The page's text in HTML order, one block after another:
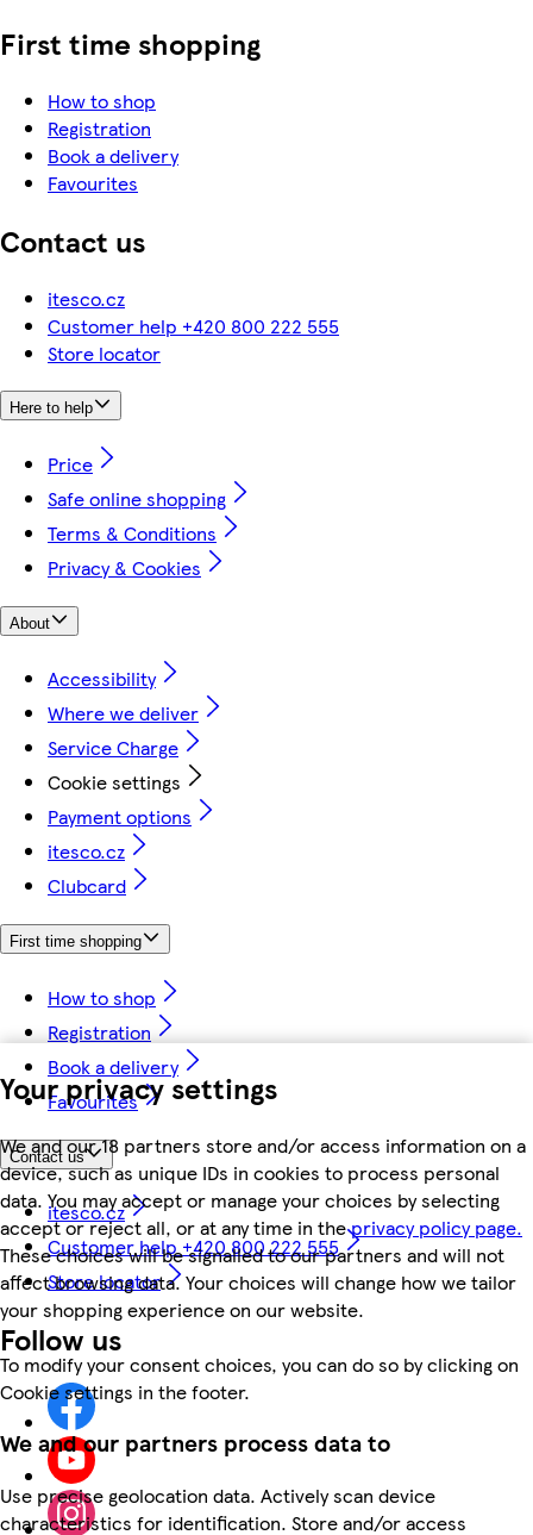
Your privacy settings
We and our 18 partners store and/or access information on a
device, such as unique IDs in cookies to process personal
data. You may accept or manage your choices by selecting
accept or reject all, or at any time in theprivacy policy page.
These choices will be signalled to our partners and will not
affect browsing data. Your choices will change how we tailor
your shopping experience on our website.
To modify your consent choices, you can do so by clicking on
Cookie settings in the footer.
We and our partners process data to
Use precise geolocation data. Actively scan device
characteristics for identification. Store and/or access
First time shopping
How to shop
Registration
Book a delivery
Favourites
Contact us
itesco.cz
Customer help +420 800 222 555
Store locator
Here to help
Price
Safe online shopping
Terms & Conditions
Privacy & Cookies
About
Accessibility
Where we deliver
Service Charge
Cookie settings
Payment options
itesco.cz
Clubcard
First time shopping
How to shop
Registration
Book a delivery
Favourites
Contact us
itesco.cz
Customer help +420 800 222 555
Store locator
Follow us